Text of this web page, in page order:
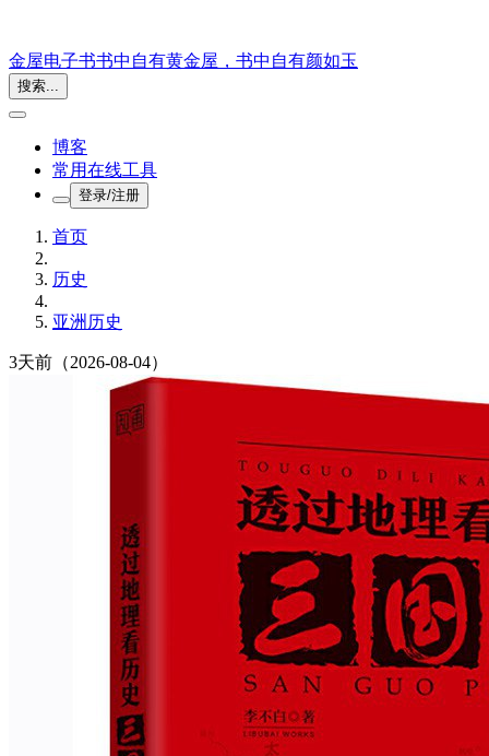
金屋电子书书中自有黄金屋，书中自有颜如玉
搜索...
博客
常用在线工具
登录/注册
首页
历史
亚洲历史
3天前 （2026-08-04）